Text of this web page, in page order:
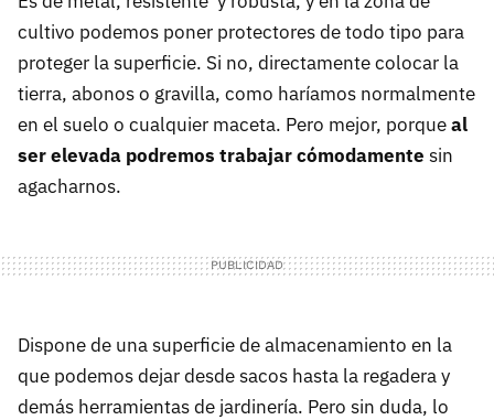
cultivo podemos poner protectores de todo tipo para
proteger la superficie. Si no, directamente colocar la
tierra, abonos o gravilla, como haríamos normalmente
en el suelo o cualquier maceta. Pero mejor, porqueal
ser elevada podremos trabajar cómodamente sin
agacharnos.
Dispone de una superficie de almacenamiento en la
que podemos dejar desde sacos hasta la regadera y
demás herramientas de jardinería. Pero sin duda, lo